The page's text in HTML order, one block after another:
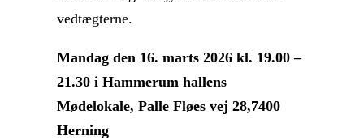
vedtægterne.
Mandag den 16. marts 2026 kl. 19.00 –
21.30 i Hammerum hallens
Mødelokale, Palle Fløes vej 28,7400
Herning